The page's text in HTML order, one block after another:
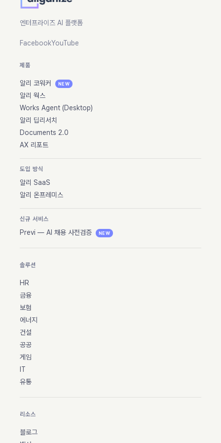
엔터프라이즈 AI 플랫폼
FacebookYouTube
제품
알리 코워커 NEW
알리 웍스
Works Agent (Desktop)
알리 딥리서치
Documents 2.0
AX 리포트
도입 방식
알리 SaaS
알리 온프레미스
신규 서비스
Previ — AI 채용 사전검증 NEW
솔루션
HR
금융
보험
에너지
건설
공공
게임
IT
유통
리소스
블로그